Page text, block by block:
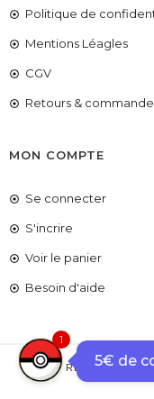
Politique de
Mentions Léagles
CGV
Retours &
MON COMPTE
Se connecter
S'incrire
Voir le panier
Besoin d'aide
5€ de
1